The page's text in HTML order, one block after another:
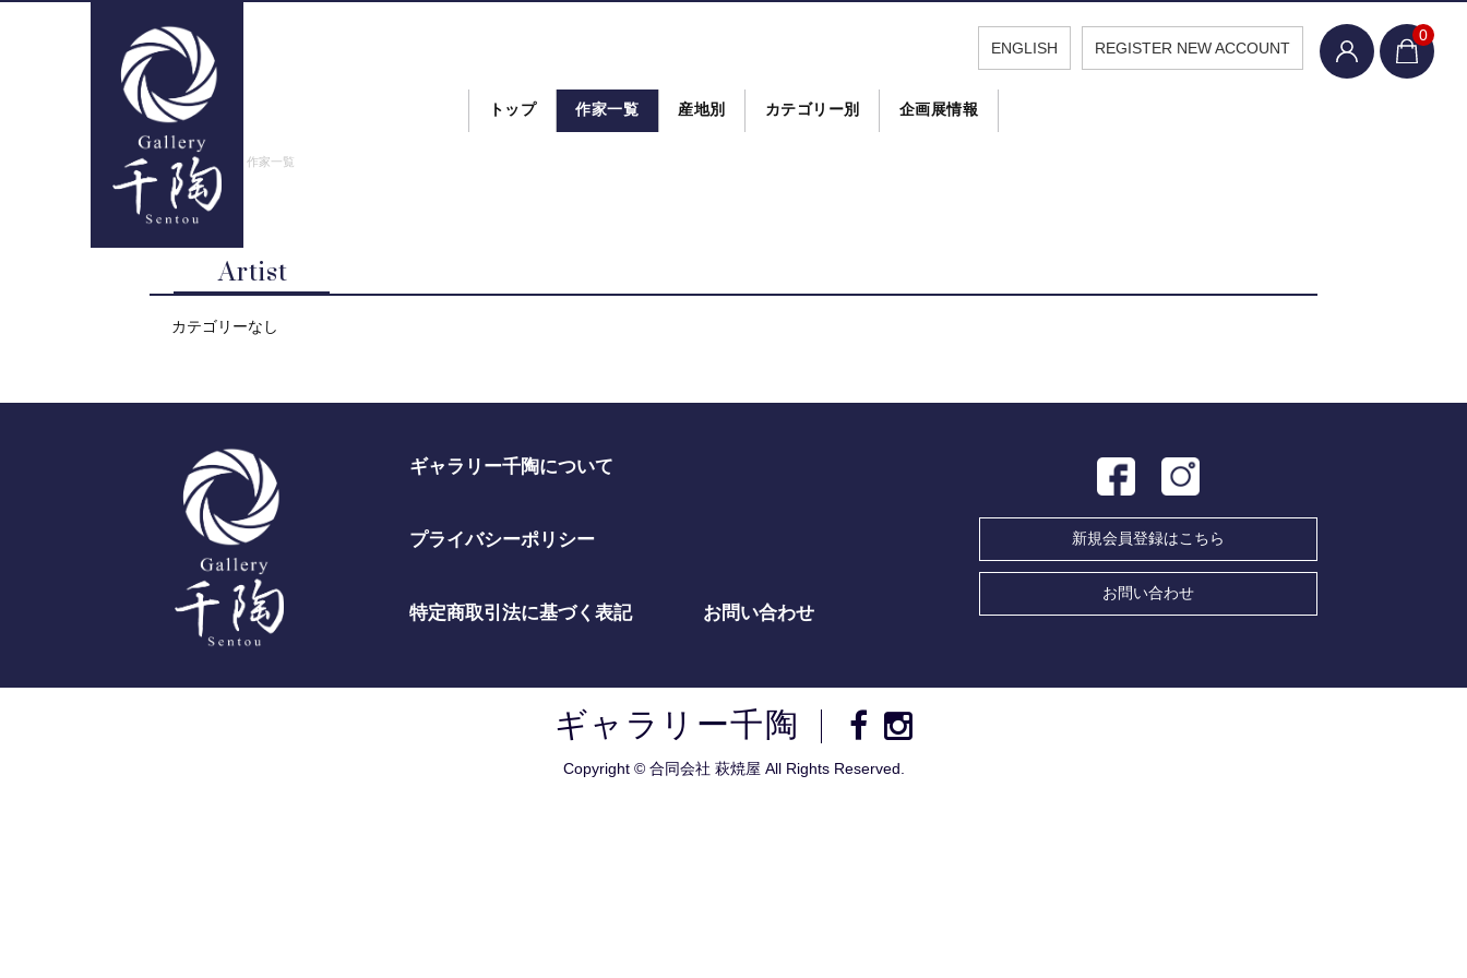
0
REGISTER NEW ACCOUNT
ENGLISH
トップ 作家一覧 産地別 カテゴリー別 企画展情報
ギャラリー千陶 作家一覧
Artist
カテゴリーなし
新規会員登録はこちら
お問い合わせ
ギャラリー千陶について
プライバシーポリシー
特定商取引法に基づく表記
お問い合わせ
ギャラリー千陶
Copyright © 合同会社 萩焼屋 All Rights Reserved.